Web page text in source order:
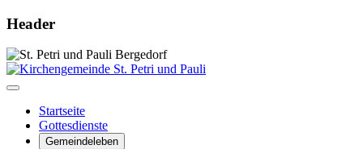
Header
Startseite
Gottesdienste
Gemeindeleben